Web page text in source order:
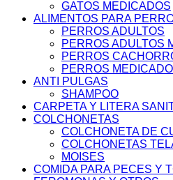
GATOS MEDICADOS
ALIMENTOS PARA
PERROS ADULTOS
PERROS ADULTOS
PERROS
PERROS
ANTI PULGAS
SHAMPOO
CARPETA Y LITERA
COLCHONETAS
COLCHONETA DE
COLCHONETAS
MOISES
COMIDA PARA PECES Y